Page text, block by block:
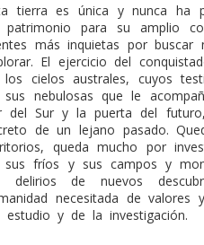
tierra es única y nunca ha
patrimonio para su amplio
más inquietas por buscar
El ejercicio del
los cielos australes, cuyos
sus nebulosas que le
del Sur y la puerta del
de un lejano pasado.
queda mucho por
sus fríos y sus campos y
delirios de nuevos
necesitada de valores
estudio y de la investigación.